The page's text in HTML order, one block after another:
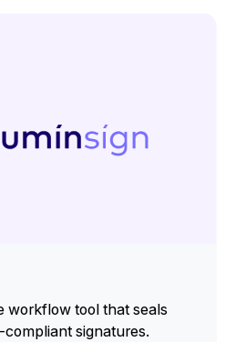
workflow tool that seals
signatures.